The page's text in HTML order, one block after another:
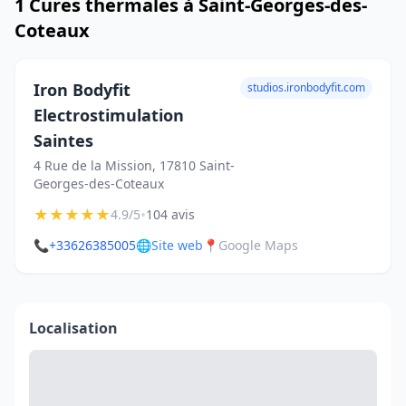
1 Cures thermales à Saint-Georges-des-
Coteaux
Iron Bodyfit
Electrostimulation
Saintes
4 Rue de la Mission, 17810 Saint-
Georges-des-Coteaux
studios.ironbodyfit.com
★★★★★4.9/5•104 avis
📞+33626385005🌐Site web 📍 Google Maps
Localisation